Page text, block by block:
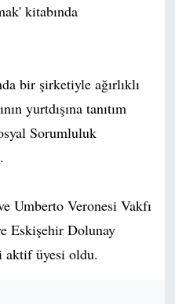
kitabında
bir şirketiyle ağırlıklı
yurtdışına tanıtım
Sorumluluk
Umberto Veronesi Vakfı
Eskişehir Dolunay
üyesi oldu.